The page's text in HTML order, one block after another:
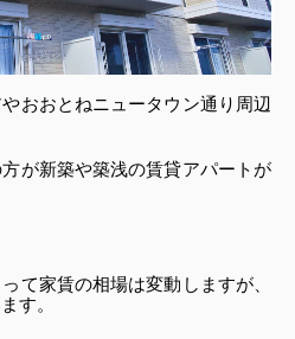
おおとねニュータウン通り周辺
が新築や築浅の賃貸アパートが
て家賃の相場は変動しますが、
す。